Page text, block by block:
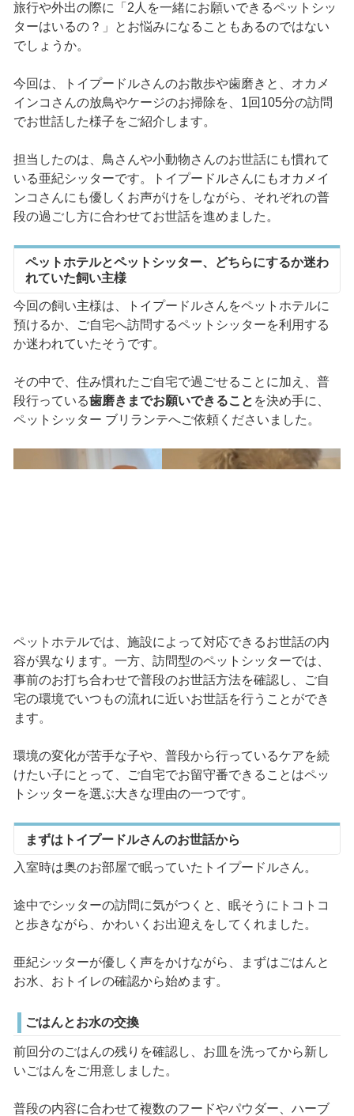
旅行や外出の際に「2人を一緒にお願いできるペットシッ
ターはいるの？」とお悩みになることもあるのではない
でしょうか。
今回は、トイプードルさんのお散歩や歯磨きと、オカメ
インコさんの放鳥やケージのお掃除を、1回105分の訪問
でお世話した様子をご紹介します。
担当したのは、鳥さんや小動物さんのお世話にも慣れて
いる亜紀シッターです。トイプードルさんにもオカメイ
ンコさんにも優しくお声がけをしながら、それぞれの普
段の過ごし方に合わせてお世話を進めました。
ペットホテルとペットシッター、どちらにするか迷わ
れていた飼い主様
今回の飼い主様は、トイプードルさんをペットホテルに
預けるか、ご自宅へ訪問するペットシッターを利用する
か迷われていたそうです。
その中で、住み慣れたご自宅で過ごせることに加え、普
段行っている歯磨きまでお願いできること を決め手に、
ペットシッター ブリランテへご依頼くださいました。
ペットホテルでは、施設によって対応できるお世話の内
容が異なります。一方、訪問型のペットシッターでは、
事前のお打ち合わせで普段のお世話方法を確認し、ご自
宅の環境でいつもの流れに近いお世話を行うことができ
ます。
環境の変化が苦手な子や、普段から行っているケアを続
けたい子にとって、ご自宅でお留守番できることはペッ
トシッターを選ぶ大きな理由の一つです。
まずはトイプードルさんのお世話から
入室時は奥のお部屋で眠っていたトイプードルさん。
途中でシッターの訪問に気がつくと、眠そうにトコトコ
と歩きながら、かわいくお出迎えをしてくれました。
亜紀シッターが優しく声をかけながら、まずはごはんと
お水、おトイレの確認から始めます。
ごはんとお水の交換
前回分のごはんの残りを確認し、お皿を洗ってから新し
いごはんをご用意しました。
普段の内容に合わせて複数のフードやパウダー、ハーブ